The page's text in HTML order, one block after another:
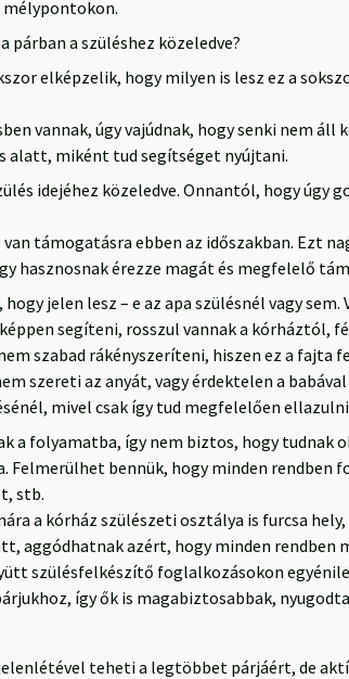
mélypontokon.
a szüléshez közeledve?
elképzelik, hogy milyen is lesz ez a
vannak, úgy vajúdnak, hogy senki nem
alatt, miként tud segítséget nyújtani.
idejéhez közeledve. Onnantól, hogy úgy
van támogatásra ebben az időszakban. Ezt
hasznosnak érezze magát és megfelelő
jelen lesz – e az apa szülésnél vagy
segíteni, rosszul vannak a kórháztól,
szabad rákényszeríteni, hiszen ez a
szereti az anyát, vagy érdektelen a
mivel csak így tud megfelelően
a folyamatba, így nem biztos, hogy tudnak
Felmerülhet bennük, hogy minden
stb.
a kórház szülészeti osztálya is furcsa
aggódhatnak azért, hogy minden rendben
szülésfelkészítő foglalkozásokon
így ők is magabiztosabbak,
jelenlétével teheti a legtöbbet párjáért, de